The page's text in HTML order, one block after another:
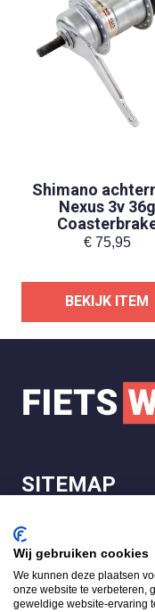
Shimano
Nexus 3v 36g
€75,95
BEKIJK ITEM
SITEMAP
LEGAL
Wij gebruiken cookies
We kunnen deze plaatsen
onze website te verbeteren,
geweldige website-ervaring